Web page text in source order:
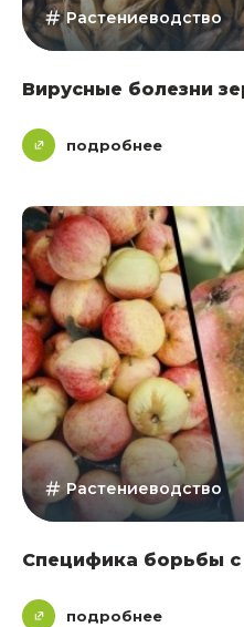
Растениеводство
Вирусные болезни
подробнее
Растениеводство
Специфика борьбы
подробнее